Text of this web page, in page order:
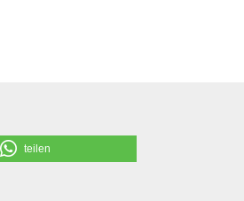
teilen